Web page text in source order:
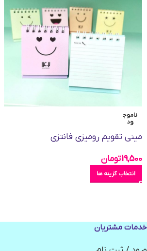
ناموج
ود
مینی تقویم رومیزی فانتزی
19,500تومان
انتخاب گزینه ها
خدمات مشتریان